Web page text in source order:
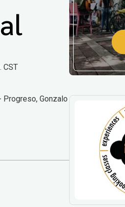
CST
Progreso, Gonzalo